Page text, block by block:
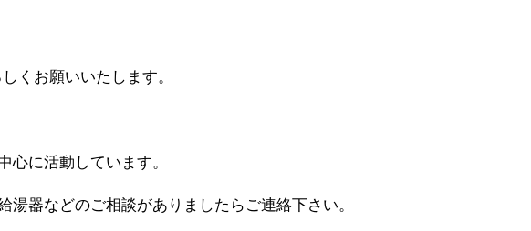
くお願いいたします。
心に活動しています。
器などのご相談がありましたらご連絡下さい。